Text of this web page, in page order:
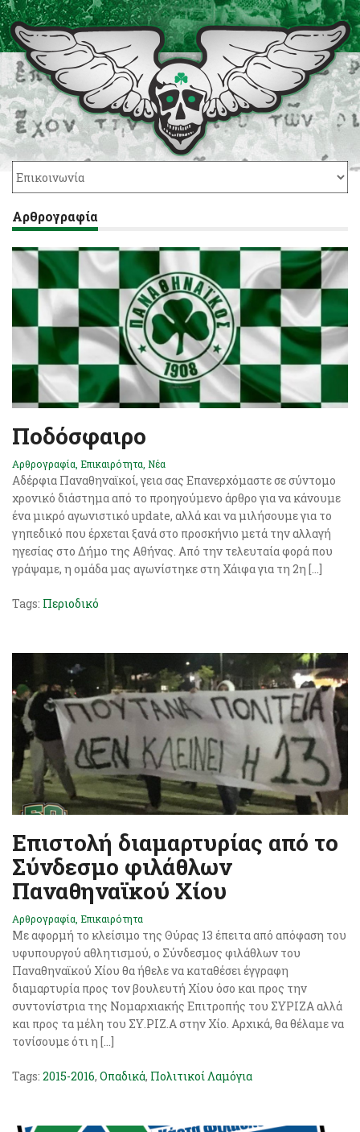
Αρθρογραφία
Ποδόσφαιρο
Αρθρογραφία, Επικαιρότητα, Νέα
Αδέρφια Παναθηναϊκοί, γεια σας Επανερχόμαστε σε σύντομο
χρονικό διάστημα από το προηγούμενο άρθρο για να κάνουμε
ένα μικρό αγωνιστικό update, αλλά και να μιλήσουμε για το
γηπεδικό που έρχεται ξανά στο προσκήνιο μετά την αλλαγή
ηγεσίας στο Δήμο της Αθήνας. Από την τελευταία φορά που
γράψαμε, η ομάδα μας αγωνίστηκε στη Χάιφα για τη 2η […]
Tags: Περιοδικό
Επιστολή διαμαρτυρίας από το
Σύνδεσμο φιλάθλων
Παναθηναϊκού Χίου
Αρθρογραφία Επικαιρότητα
Με αφορμή το κλείσιμο της Θύρας 13 έπειτα από απόφαση του
υφυπουργού αθλητισμού, ο Σύνδεσμος φιλάθλων του
Παναθηναϊκού Χίου θα ήθελε να καταθέσει έγγραφη
διαμαρτυρία προς τον βουλευτή Χίου όσο και προς την
συντονίστρια της Νομαρχιακής Επιτροπής του ΣΥΡΙΖΑ αλλά
και προς τα μέλη του ΣΥ.ΡΙΖ.Α στην Χίο. Αρχικά, θα θέλαμε να
τονίσουμε ότι η […]
Tags: 2015-2016, Οπαδικά, Πολιτικοί Λαμόγια